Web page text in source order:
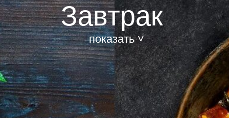
Завтрак
показать ˅